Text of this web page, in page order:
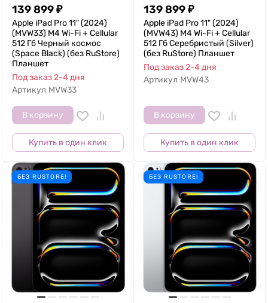
139 899₽
Apple iPad Pro 11" (2024)
(MVW33) M4 Wi-Fi + Cellular
512 Гб Черный космос
(Space Black) (без RuStore)
Планшет
Под заказ 2-4 дня
Артикул MVW33
В корзину
Купить в один клик
139 899₽
Apple iPad Pro 11" (2024)
(MVW43) M4 Wi-Fi + Cellular
512 Гб Серебристый (Silver)
(без RuStore) Планшет
Под заказ 2-4 дня
Артикул MVW43
В корзину
Купить в один клик
БЕЗ RUSTORE! БЕЗ RUSTORE!